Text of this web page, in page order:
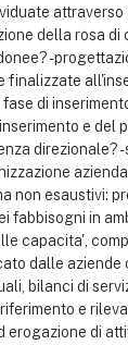
della rosa di
-
finalizzate
di
e del
direzionale?
non esaustivi:
fabbisogni in
capacita',
dalle aziende
bilanci di
e
erogazione di